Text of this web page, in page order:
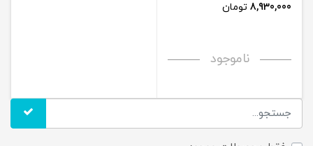
8,930,000 تومان
ناموجود